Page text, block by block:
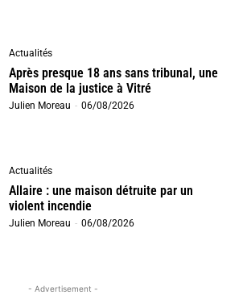
Actualités
Après presque 18 ans sans tribunal, une
Maison de la justice à Vitré
Julien Moreau - 06/08/2026
Actualités
Allaire : une maison détruite par un
violent incendie
Julien Moreau - 06/08/2026
- Advertisement -